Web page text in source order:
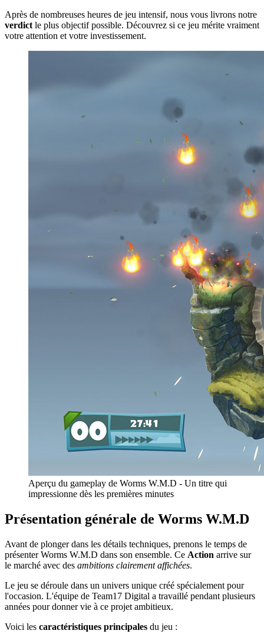
Après de nombreuses heures de jeu intensif, nous vous livrons notre
verdict le plus objectif possible. Découvrez si ce jeu mérite vraiment
votre attention et votre investissement.
Aperçu du gameplay de Worms W.M.D - Un titre qui
impressionne dès les premières minutes
Présentation générale de Worms W.M.D
Avant de plonger dans les détails techniques, prenons le temps de
présenter Worms W.M.D dans son ensemble. Ce Action arrive sur
le marché avec des ambitions clairement affichées.
Le jeu se déroule dans un univers unique créé spécialement pour
l'occasion. L'équipe de Team17 Digital a travaillé pendant plusieurs
années pour donner vie à ce projet ambitieux.
Voici les caractéristiques principales du jeu :